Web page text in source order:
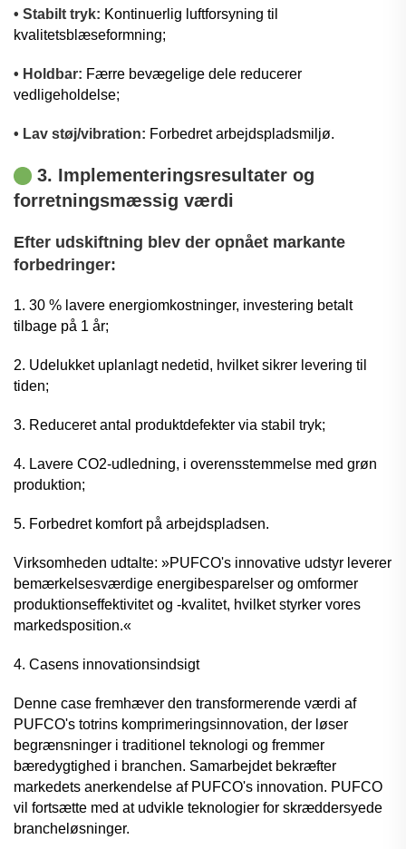
• Stabilt tryk: Kontinuerlig luftforsyning til
kvalitetsblæseformning;
• Holdbar: Færre bevægelige dele reducerer
vedligeholdelse;
• Lav støj/vibration: Forbedret arbejdspladsmiljø.
3. Implementeringsresultater og
forretningsmæssig værdi
Efter udskiftning blev der opnået markante
forbedringer:
1. 30 % lavere energiomkostninger, investering betalt
tilbage på 1 år;
2. Udelukket uplanlagt nedetid, hvilket sikrer levering til
tiden;
3. Reduceret antal produktdefekter via stabil tryk;
4. Lavere CO2-udledning, i overensstemmelse med grøn
produktion;
5. Forbedret komfort på arbejdspladsen.
Virksomheden udtalte: »PUFCO's innovative udstyr leverer
bemærkelsesværdige energibesparelser og omformer
produktionseffektivitet og -kvalitet, hvilket styrker vores
markedsposition.«
4. Casens innovationsindsigt
Denne case fremhæver den transformerende værdi af
PUFCO's totrins komprimeringsinnovation, der løser
begrænsninger i traditionel teknologi og fremmer
bæredygtighed i branchen. Samarbejdet bekræfter
markedets anerkendelse af PUFCO's innovation. PUFCO
vil fortsætte med at udvikle teknologier for skræddersyede
brancheløsninger.